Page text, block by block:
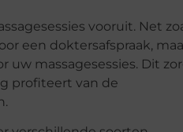
vooruit. Net
een doktersafspraak,
uw massagesessies. Dit
profiteert van de